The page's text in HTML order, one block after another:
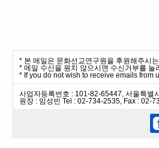
* 본 메일은 문화선교연구원을 후원해주시
* 메일 수신을 원치 않으시면 수신거부를 눌
* If you do not wish to receive emails from
사업자등록번호 : 101-82-65447, 서울특별
원장 : 임성빈 Tel : 02-734-2535, Fax : 02-